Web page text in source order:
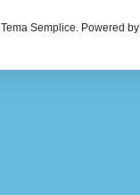
Tema Semplice. Powered by